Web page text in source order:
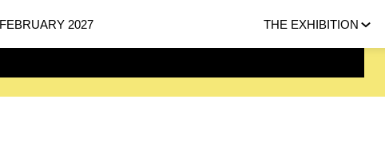
2027 THE EXHIBITION